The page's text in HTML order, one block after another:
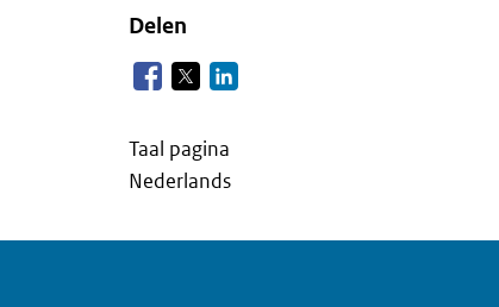
Delen
Taal pagina
Nederlands